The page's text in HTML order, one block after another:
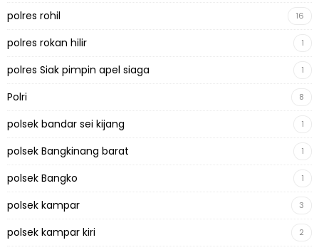
polres rohil 16
polres rokan hilir 1
polres Siak pimpin apel siaga 1
Polri 8
polsek bandar sei kijang 1
polsek Bangkinang barat 1
polsek Bangko 1
polsek kampar 3
polsek kampar kiri 2